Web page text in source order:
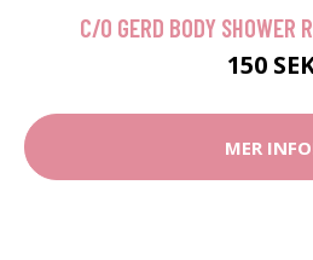
C/O GERD BODY SHOWER
150
MER